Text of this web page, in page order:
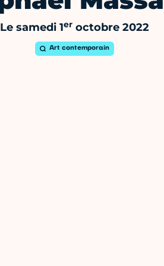
Le samedi 1er octobre 2022
Art contemporain